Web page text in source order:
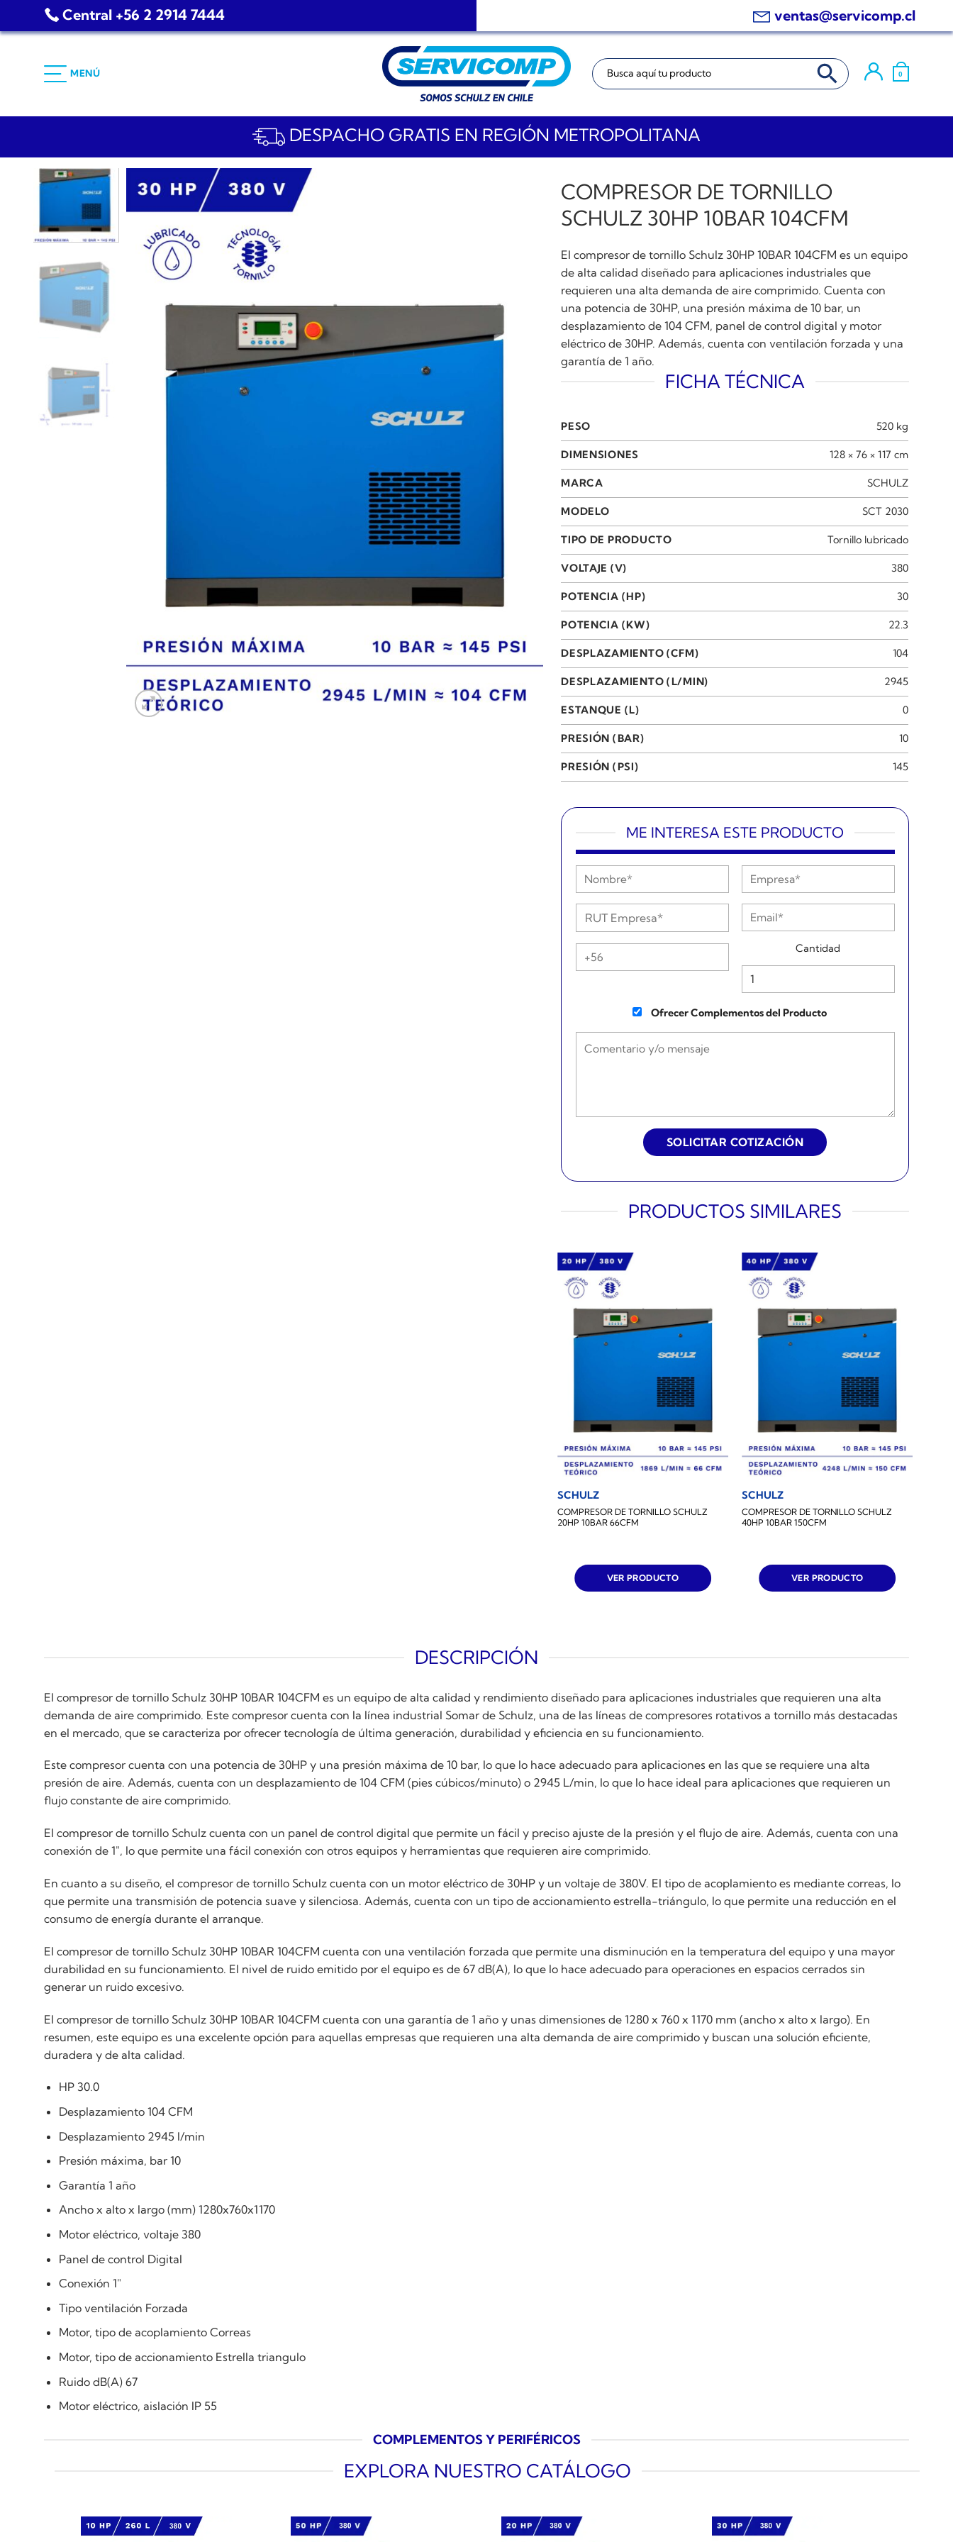
Central +56 2 2914 7444 ventas@servicomp.cl
MENÚ
Buscar: BOTÓN DE BÚSQUEDA
0
DESPACHO GRATIS EN REGIÓN METROPOLITANA
COMPRESOR DE TORNILLO
SCHULZ 30HP 10BAR 104CFM
El compresor de tornillo Schulz 30HP 10BAR 104CFM es un equipo
de alta calidad diseñado para aplicaciones industriales que
requieren una alta demanda de aire comprimido. Cuenta con
una potencia de 30HP, una presión máxima de 10 bar, un
desplazamiento de 104 CFM, panel de control digital y motor
eléctrico de 30HP. Además, cuenta con ventilación forzada y una
garantía de 1 año.
FICHA TÉCNICA
PESO 520 kg
DIMENSIONES 128 × 76 × 117 cm
MARCA SCHULZ
MODELO SCT 2030
TIPO DE PRODUCTO Tornillo lubricado
VOLTAJE (V) 380
POTENCIA (HP) 30
POTENCIA (KW) 22.3
DESPLAZAMIENTO (CFM) 104
DESPLAZAMIENTO (L/MIN) 2945
ESTANQUE (L) 0
PRESIÓN (BAR) 10
PRESIÓN (PSI) 145
ME INTERESA ESTE PRODUCTO
Cantidad
Ofrecer Complementos del Producto
PRODUCTOS SIMILARES
SCHULZ
COMPRESOR DE TORNILLO SCHULZ
20HP 10BAR 66CFM
VER PRODUCTO
SCHULZ
COMPRESOR DE TORNILLO SCHULZ
40HP 10BAR 150CFM
VER PRODUCTO
DESCRIPCIÓN
El compresor de tornillo Schulz 30HP 10BAR 104CFM es un equipo de alta calidad y rendimiento diseñado para aplicaciones industriales que requieren una alta
demanda de aire comprimido. Este compresor cuenta con la línea industrial Somar de Schulz, una de las líneas de compresores rotativos a tornillo más destacadas
en el mercado, que se caracteriza por ofrecer tecnología de última generación, durabilidad y eficiencia en su funcionamiento.
Este compresor cuenta con una potencia de 30HP y una presión máxima de 10 bar, lo que lo hace adecuado para aplicaciones en las que se requiere una alta
presión de aire. Además, cuenta con un desplazamiento de 104 CFM (pies cúbicos/minuto) o 2945 L/min, lo que lo hace ideal para aplicaciones que requieren un
flujo constante de aire comprimido.
El compresor de tornillo Schulz cuenta con un panel de control digital que permite un fácil y preciso ajuste de la presión y el flujo de aire. Además, cuenta con una
conexión de 1", lo que permite una fácil conexión con otros equipos y herramientas que requieren aire comprimido.
En cuanto a su diseño, el compresor de tornillo Schulz cuenta con un motor eléctrico de 30HP y un voltaje de 380V. El tipo de acoplamiento es mediante correas, lo
que permite una transmisión de potencia suave y silenciosa. Además, cuenta con un tipo de accionamiento estrella-triángulo, lo que permite una reducción en el
consumo de energía durante el arranque.
El compresor de tornillo Schulz 30HP 10BAR 104CFM cuenta con una ventilación forzada que permite una disminución en la temperatura del equipo y una mayor
durabilidad en su funcionamiento. El nivel de ruido emitido por el equipo es de 67 dB(A), lo que lo hace adecuado para operaciones en espacios cerrados sin
generar un ruido excesivo.
El compresor de tornillo Schulz 30HP 10BAR 104CFM cuenta con una garantía de 1 año y unas dimensiones de 1280 x 760 x 1170 mm (ancho x alto x largo). En
resumen, este equipo es una excelente opción para aquellas empresas que requieren una alta demanda de aire comprimido y buscan una solución eficiente,
duradera y de alta calidad.
HP 30.0
Desplazamiento 104 CFM
Desplazamiento 2945 l/min
Presión máxima, bar 10
Garantía 1 año
Ancho x alto x largo (mm) 1280x760x1170
Motor eléctrico, voltaje 380
Panel de control Digital
Conexión 1"
Tipo ventilación Forzada
Motor, tipo de acoplamiento Correas
Motor, tipo de accionamiento Estrella triangulo
Ruido dB(A) 67
Motor eléctrico, aislación IP 55
COMPLEMENTOS Y PERIFÉRICOS
EXPLORA NUESTRO CATÁLOGO